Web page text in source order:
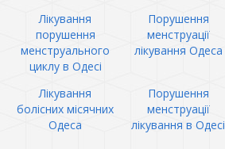
Лікування
порушення
менструального
циклу в Одесі
Порушення
менструації
лікування Одеса
Лікування
болісних місячних
Одеса
Порушення
менструації
лікування в Одесі